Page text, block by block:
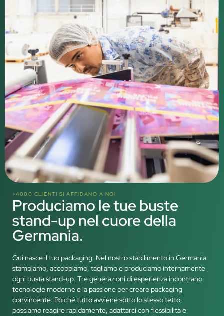
>4000 CLIENTI SI AFFIDANO A NOI
Produciamo le tue buste
stand-up nel cuore della
Germania.
Qui nasce il tuo packaging. Nel nostro stabilimento in Germania
stampiamo, accoppiamo, tagliamo e produciamo internamente
ogni busta stand-up. Tre generazioni di esperienza incontrano
tecnologie moderne e la passione per creare packaging
convincente. Poiché tutto avviene sotto lo stesso tetto,
possiamo reagire rapidamente, adattarci con flessibilità e